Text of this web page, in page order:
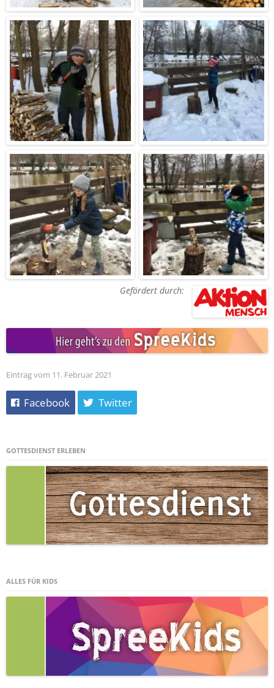
Gefördert durch:
Eintrag vom 11. Februar 2021
Facebook Twitter
GOTTESDIENST ERLEBEN
ALLES FÜR KIDS